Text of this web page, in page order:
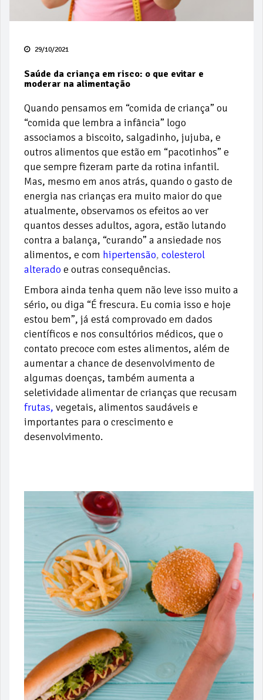
29/10/2021
Saúde da criança em risco: o que evitar e
moderar na alimentação
Quando pensamos em “comida de criança” ou
“comida que lembra a infância” logo
associamos a biscoito, salgadinho, jujuba, e
outros alimentos que estão em “pacotinhos” e
que sempre fizeram parte da rotina infantil.
Mas, mesmo em anos atrás, quando o gasto de
energia nas crianças era muito maior do que
atualmente, observamos os efeitos ao ver
quantos desses adultos, agora, estão lutando
contra a balança, “curando” a ansiedade nos
alimentos, e com hipertensão, colesterol
alterado e outras consequências.
Embora ainda tenha quem não leve isso muito a
sério, ou diga “É frescura. Eu comia isso e hoje
estou bem”, já está comprovado em dados
científicos e nos consultórios médicos, que o
contato precoce com estes alimentos, além de
aumentar a chance de desenvolvimento de
algumas doenças, também aumenta a
seletividade alimentar de crianças que recusam
frutas, vegetais, alimentos saudáveis e
importantes para o crescimento e
desenvolvimento.